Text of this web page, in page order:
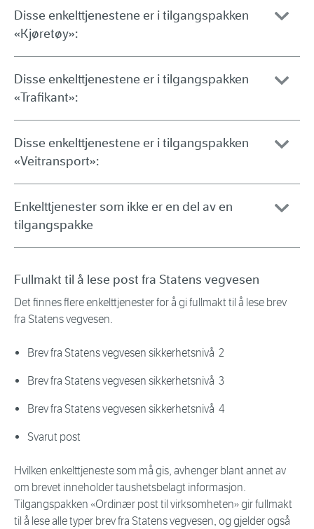
Disse enkelttjenestene er i tilgangspakken
«Kjøretøy»:
Disse enkelttjenestene er i tilgangspakken
«Trafikant»:
Disse enkelttjenestene er i tilgangspakken
«Veitransport»:
Enkelttjenester som ikke er en del av en
tilgangspakke
Fullmakt til å lese post fra Statens vegvesen
Det finnes flere enkelttjenester for å gi fullmakt til å lese brev
fra Statens vegvesen.
Brev fra Statens vegvesen sikkerhetsnivå 2
Brev fra Statens vegvesen sikkerhetsnivå 3
Brev fra Statens vegvesen sikkerhetsnivå 4
Svarut post
Hvilken enkelttjeneste som må gis, avhenger blant annet av
om brevet inneholder taushetsbelagt informasjon.
Tilgangspakken «Ordinær post til virksomheten» gir fullmakt
til å lese alle typer brev fra Statens vegvesen, og gjelder også